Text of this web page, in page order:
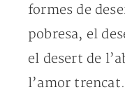
formes de
pobresa, el
el desert de
l’amor